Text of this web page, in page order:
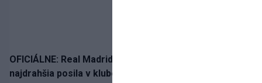
OFICIÁLNE: Real Madrid rozbil bank. Z Lipska prichádza
najdrahšia posila v klubovej histórii